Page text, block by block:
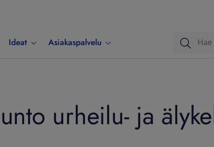
Ideat Asiakaspalvelu
urheilu- ja